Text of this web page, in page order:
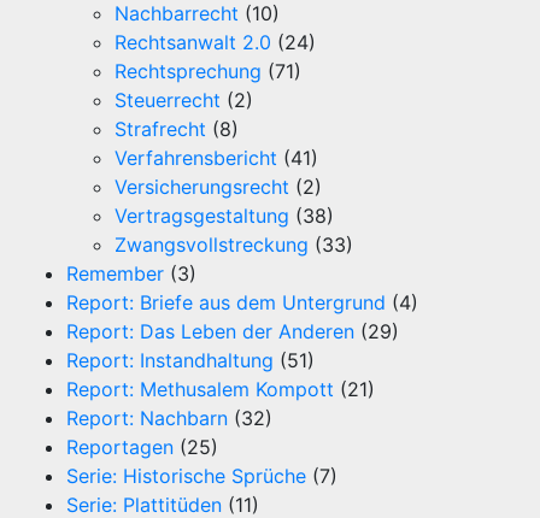
Nachbarrecht (10)
Rechtsanwalt 2.0 (24)
Rechtsprechung (71)
Steuerrecht (2)
Strafrecht (8)
Verfahrensbericht (41)
Versicherungsrecht (2)
Vertragsgestaltung (38)
Zwangsvollstreckung (33)
Remember (3)
Report: Briefe aus dem Untergrund (4)
Report: Das Leben der Anderen (29)
Report: Instandhaltung (51)
Report: Methusalem Kompott (21)
Report: Nachbarn (32)
Reportagen (25)
Serie: Historische Sprüche (7)
Serie: Plattitüden (11)